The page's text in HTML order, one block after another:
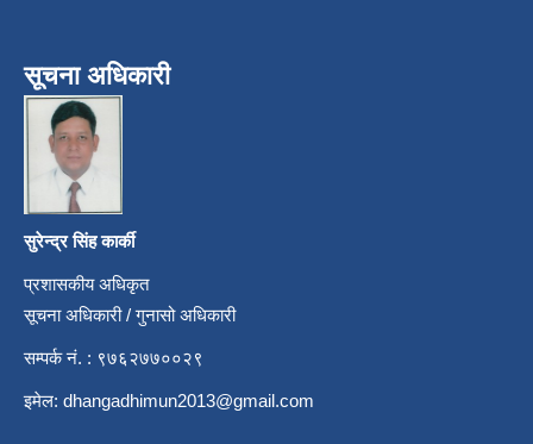
सूचना अधिकारी
सुरेन्द्र सिंह कार्की
प्रशासकीय अधिकृत
सूचना अधिकारी / गुनासो अधिकारी
सम्पर्क नं. : ९७६२७७००२९
इमेल: dhangadhimun2013@gmail.com